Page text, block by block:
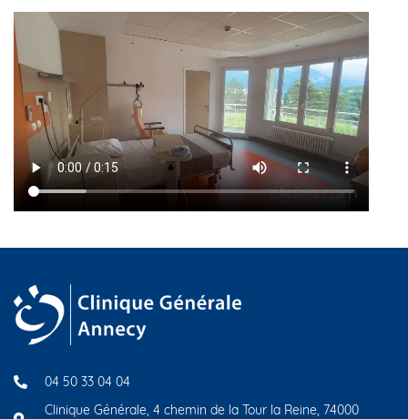
04 50 33 04 04
Clinique Générale, 4 chemin de la Tour la Reine, 74000